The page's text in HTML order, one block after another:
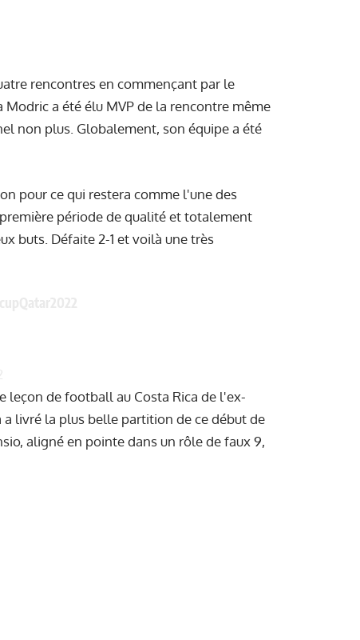
rencontres en commençant par le
a été élu MVP de la rencontre même
non plus. Globalement, son équipe a été
pour ce qui restera comme l'une des
période de qualité et totalement
buts. Défaite 2-1 et voilà une très
leçon de football au Costa Rica de l'ex-
a livré la plus belle partition de ce début de
aligné en pointe dans un rôle de faux 9,